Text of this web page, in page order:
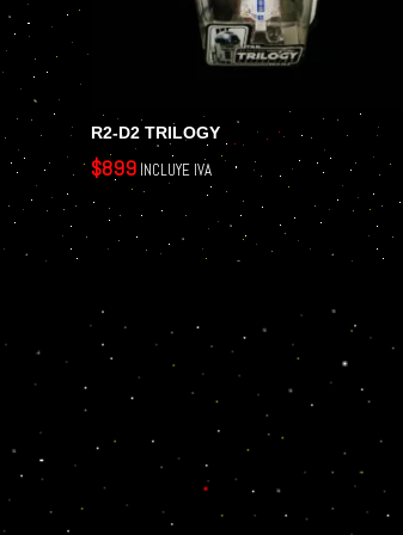
R2-D2 TRILOGY
$899 INCLUYE IVA
AÑADIR AL CARRITO